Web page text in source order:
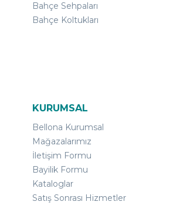
Bahçe Sehpaları
Bahçe Koltukları
KURUMSAL
Bellona Kurumsal
Mağazalarımız
İletişim Formu
Bayilik Formu
Kataloglar
Satış Sonrası Hizmetler